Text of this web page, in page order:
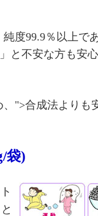
度99.9％以上で
と不安な方も安
">合成法よりも
袋)